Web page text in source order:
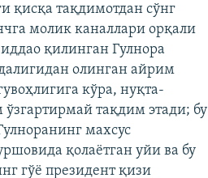
қисқа тақдимотдан сўнг
молик каналлари орқали
қилинган Гулнора
олинган айрим
кўра, нуқта-
ўзгартирмай тақдим этади; бу
махсус
қолаëтган уйи ва бу
гўë президент қизи